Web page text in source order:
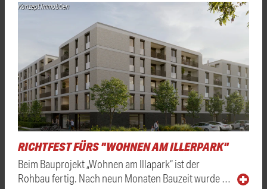
Konzept Immobilien
RICHTFEST FÜRS "WOHNEN AM ILLERPARK"
Beim Bauprojekt „Wohnen am Illapark“ ist der
Rohbau fertig. Nach neun Monaten Bauzeit wurde …